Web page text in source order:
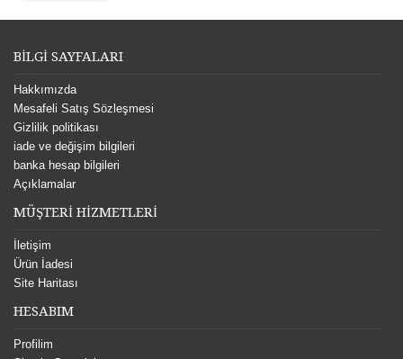
BİLGİ SAYFALARI
Hakkımızda
Mesafeli Satış Sözleşmesi
Gizlilik politikası
iade ve değişim bilgileri
banka hesap bilgileri
Açıklamalar
MÜŞTERİ HİZMETLERİ
İletişim
Ürün İadesi
Site Haritası
HESABIM
Profilim